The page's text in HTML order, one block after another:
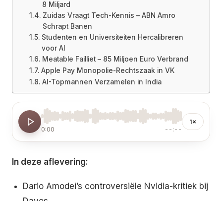
8 Miljard
Zuidas Vraagt Tech-Kennis – ABN Amro
Schrapt Banen
Studenten en Universiteiten Hercalibreren
voor AI
Meatable Failliet – 85 Miljoen Euro Verbrand
Apple Pay Monopolie-Rechtszaak in VK
AI-Topmannen Verzamelen in India
0:00 --:--
1×
In deze aflevering:
Dario Amodei’s controversiële Nvidia-kritiek bij